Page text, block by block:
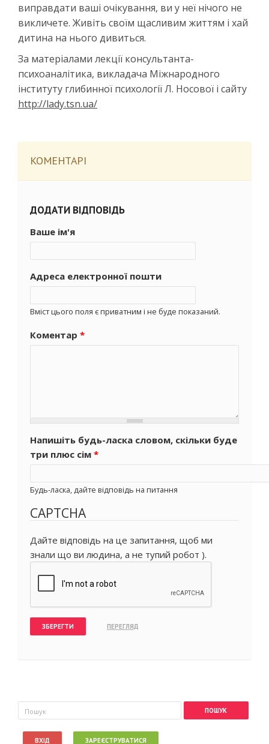
виправдати ваші очікування, ви у неї нічого не
викличете. Живіть своїм щасливим життям і хай
дитина на нього дивиться.
За матеріалами лекції консультанта-
психоаналітика, викладача Міжнародного
інституту глибинної психології Л. Носової і сайту
http://lady.tsn.ua/
КОМЕНТАРІ
ДОДАТИ ВІДПОВІДЬ
Ваше ім'я
Адреса електронної пошти
Вміст цього поля є приватним і не буде показаний.
Коментар *
Напишіть будь-ласка словом, скільки буде
три плюс сім *
Будь-ласка, дайте відповідь на питання
CAPTCHA
Дайте відповідь на це запитання, щоб ми
знали що ви людина, а не тупий робот ).
Пошукова форма
Пошук
ВХІД ЗАРЕЄСТРУВАТИСЯ